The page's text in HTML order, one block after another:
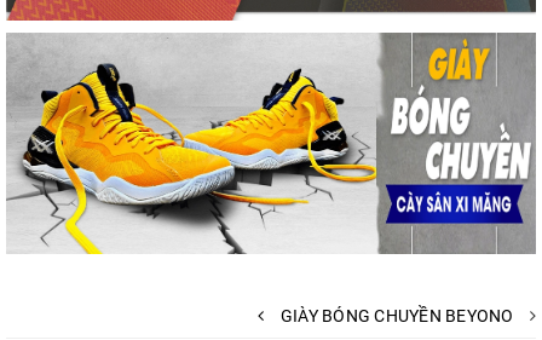
GIÀY BÓNG CHUYỀN BEYONO